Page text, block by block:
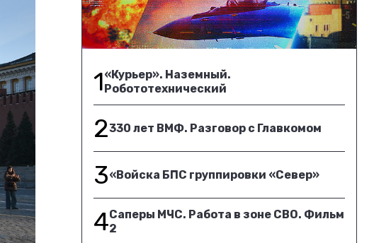
1«Курьер». Наземный.
Робототехнический
2330 лет ВМФ. Разговор с Главкомом
3«Войска БПС группировки «Север»
4Саперы МЧС. Работа в зоне СВО. Фильм
2